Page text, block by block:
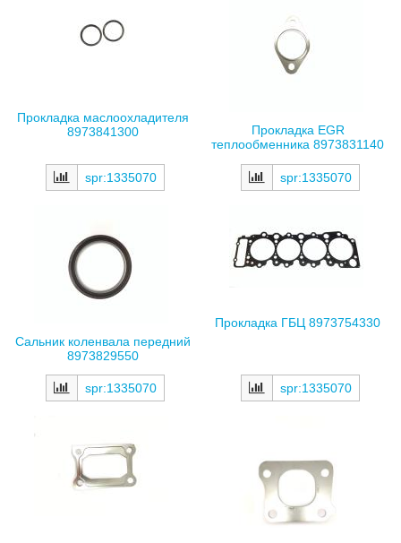
Прокладка маслоохладителя
8973841300
spr:1335070
Прокладка EGR
теплообменника 8973831140
spr:1335070
Сальник коленвала передний
8973829550
spr:1335070
Прокладка ГБЦ 8973754330
spr:1335070